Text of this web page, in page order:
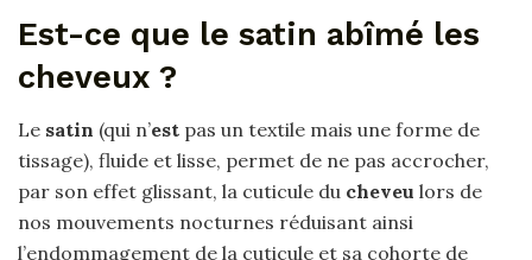
Est-ce que le satin abîmé les
cheveux ?
Le satin (qui n’est pas un textile mais une forme de
tissage), fluide et lisse, permet de ne pas accrocher,
par son effet glissant, la cuticule du cheveu lors de
nos mouvements nocturnes réduisant ainsi
l’endommagement de la cuticule et sa cohorte de